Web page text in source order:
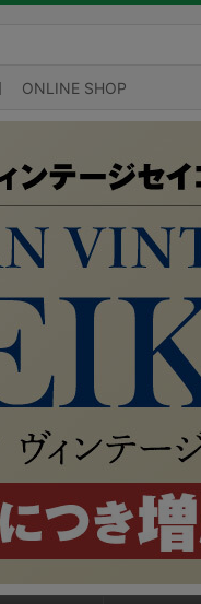
ONLINE SHOP